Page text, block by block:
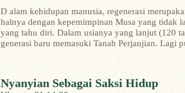
D alam kehidupan manusia, regenerasi
halnya dengan kepemimpinan Musa yang tidak
yang tahu diri. Dalam usianya yang lanjut (120
generasi baru memasuki Tanah Perjanjian. Lagi
Nyanyian Sebagai Saksi Hidup